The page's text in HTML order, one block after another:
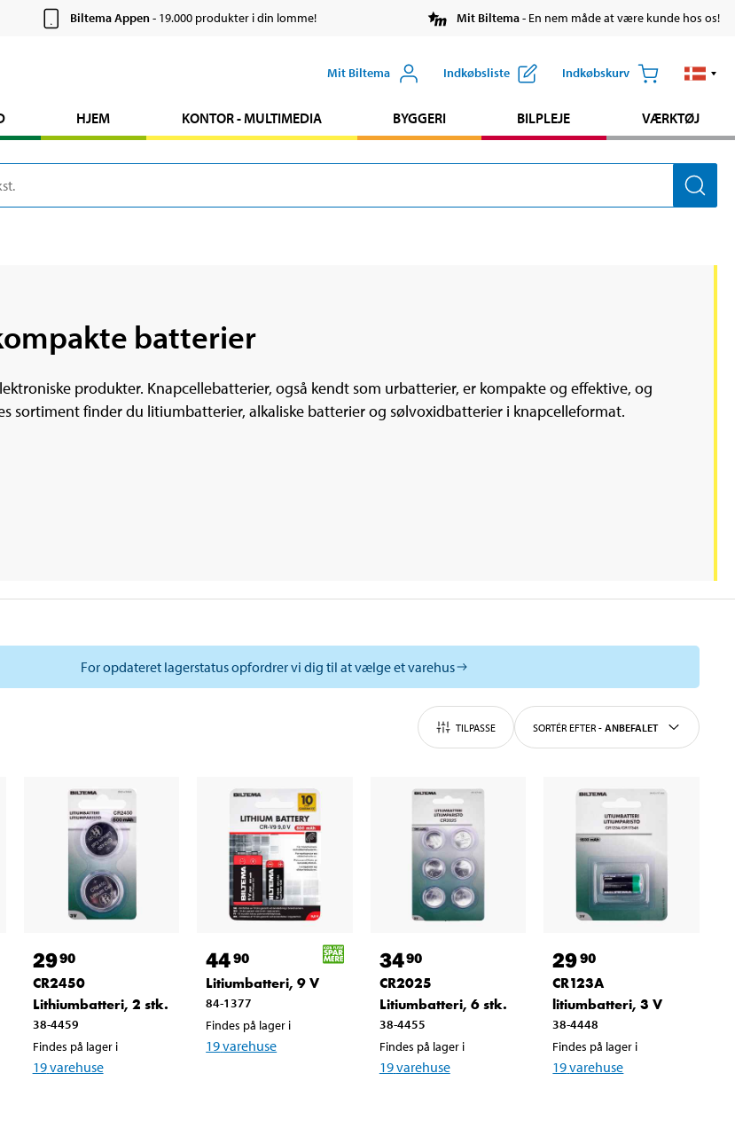
Biltema Appen- 19.000 produkter i din lomme! Mit Biltema- En nem måde at være kunde hos os!
Mit Biltema Indkøbsliste Indkøbskurv
HJEM KONTOR - MULTIMEDIA BYGGERI BILPLEJE VÆRKTØJ
batterier
produkter. Knapcellebatterier, også kendt som urbatterier, er kompakte og effektive, og
sortiment finder du litiumbatterier, alkaliske batterier og sølvoxidbatterier i knapcelleformat.
For opdateret lagerstatus opfordrer vi dig til at vælge et varehus
TILPASSE SORTÉR EFTER - ANBEFALET
2990
CR2450
Lithiumbatteri, 2 stk.
38-4459
Findes på lager i
19varehuse
4490
Litiumbatteri, 9 V
84-1377
Findes på lager i
19varehuse
3490
CR2025
Litiumbatteri, 6 stk.
38-4455
Findes på lager i
19varehuse
2990
CR123A
litiumbatteri, 3 V
38-4448
Findes på lager i
19varehuse